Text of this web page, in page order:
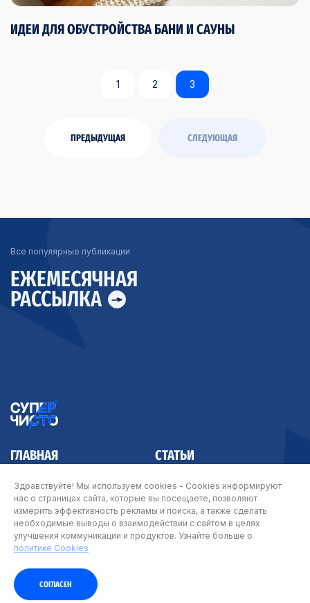
ИДЕИ ДЛЯ ОБУСТРОЙСТВА БАНИ И САУНЫ
1 2 3
ПРЕДЫДУЩАЯ СЛЕДУЮЩАЯ
Все популярные публикации
ЕЖЕМЕСЯЧНАЯ
РАССЫЛКА
ГЛАВНАЯ
СТАТЬИ
КОНТАКТЫ
© Арнест ЮниРусь 2026
пользования сайтом
Здравствуйте! Мы используем cookies - Cookies информируют
нас о страницах сайта, которые вы посещаете, позволяют
измерить эффективность рекламы и поиска, а также сделать
необходимые выводы о взаимодействии с сайтом в целях
улучшения коммуникации и продуктов. Узнайте больше о
политике Cookies
СОГЛАСЕН